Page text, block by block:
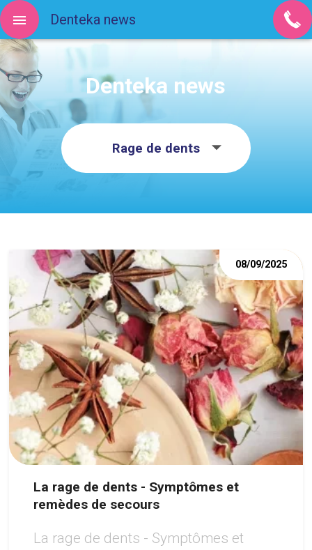
Denteka news
Rage de dents
La rage de dents - Symptômes et
remèdes de secours
08/09/2025
La rage de dents - Symptômes et
Denteka news